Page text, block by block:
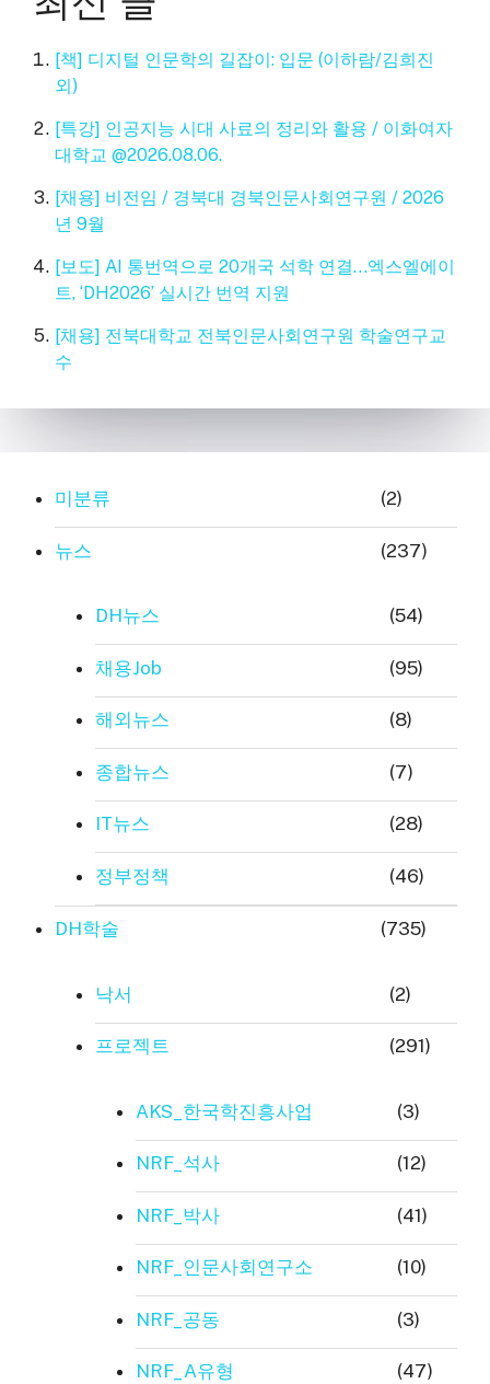
[책] 디지털 인문학의 길잡이: 입문 (이하람/김희진
외)
[특강] 인공지능 시대 사료의 정리와 활용 / 이화여자
대학교 @2026.08.06.
[채용] 비전임 / 경북대 경북인문사회연구원 / 2026
년 9월
[보도] AI 통번역으로 20개국 석학 연결…엑스엘에이
트, ‘DH2026’ 실시간 번역 지원
[채용] 전북대학교 전북인문사회연구원 학술연구교
수
미분류 (2)
뉴스 (237)
DH뉴스 (54)
채용Job (95)
해외뉴스 (8)
종합뉴스 (7)
IT뉴스 (28)
정부정책 (46)
DH학술 (735)
낙서 (2)
프로젝트 (291)
AKS_한국학진흥사업 (3)
NRF_석사 (12)
NRF_박사 (41)
NRF_인문사회연구소 (10)
NRF_공동 (3)
NRF_A유형 (47)